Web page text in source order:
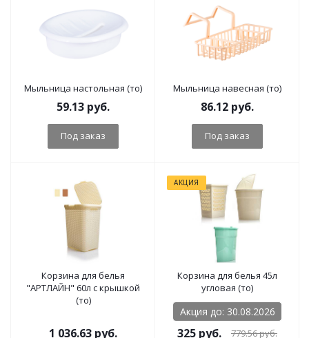
Мыльница настольная (то)
59.13 руб.
Под заказ
Мыльница навесная (то)
86.12 руб.
Под заказ
Корзина для белья
"АРТЛАЙН" 60л с крышкой
(то)
1 036.63 руб.
АКЦИЯ
Корзина для белья 45л
угловая (то)
Акция до: 30.08.2026
325 руб. 779.56руб.